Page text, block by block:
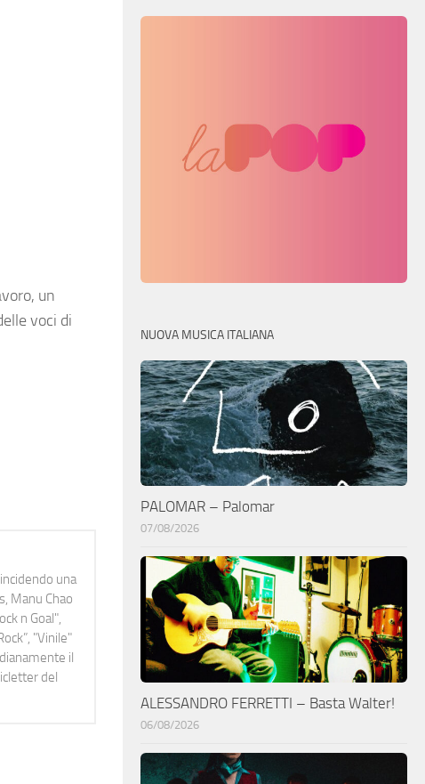
un
voci di
una
Manu Chao
n Goal",
"Vinile"
il
del
NUOVA MUSICA ITALIANA
PALOMAR – Palomar
07/08/2026
ALESSANDRO FERRETTI – Basta Walter!
06/08/2026